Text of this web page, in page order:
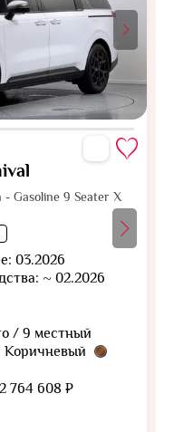
Gasoline 9 Seater X
03.2026
~ 02.2026
/ 9 местный
764 608 ₽